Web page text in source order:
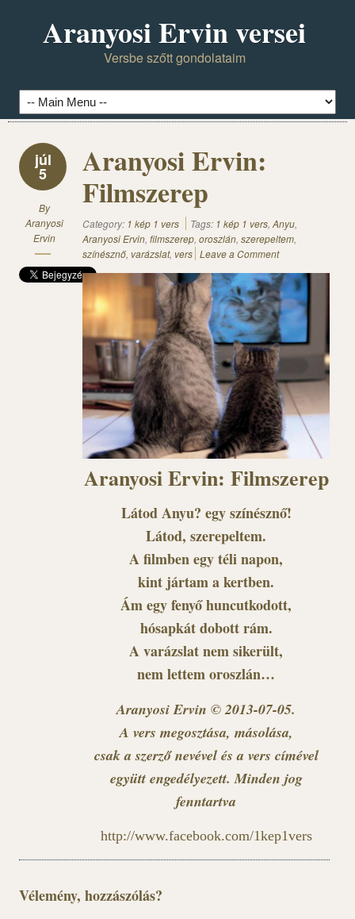
Aranyosi Ervin versei
Versbe szőtt gondolataim
júl
5
By
Aranyosi
Ervin
Aranyosi Ervin:
Filmszerep
Category: 1 kép 1 vers Tags: 1 kép 1 vers, Anyu,
Aranyosi Ervin, filmszerep, oroszlán, szerepeltem,
színésznő, varázslat, vers Leave a Comment
Aranyosi Ervin: Filmszerep
Látod Anyu? egy színésznő!
Látod, szerepeltem.
A filmben egy téli napon,
kint jártam a kertben.
Ám egy fenyő huncutkodott,
hósapkát dobott rám.
A varázslat nem sikerült,
nem lettem oroszlán…
Aranyosi Ervin © 2013-07-05.
A vers megosztása, másolása,
csak a szerző nevével és a vers címével
együtt engedélyezett. Minden jog
fenntartva
http://www.facebook.com/1kep1vers
Vélemény, hozzászólás?